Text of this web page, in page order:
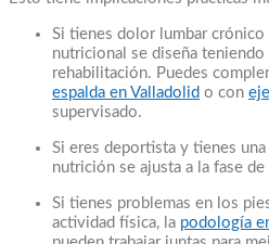
Si tienes dolor lumbar
nutricional se diseña
rehabilitación. Puedes
espalda en Valladolid o con
supervisado.
Si eres deportista y tienes
nutrición se ajusta a la fase de
Si tienes problemas en los
actividad física, la podología